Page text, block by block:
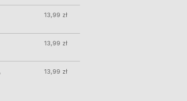
13,99 zł
13,99 zł
13,99 zł